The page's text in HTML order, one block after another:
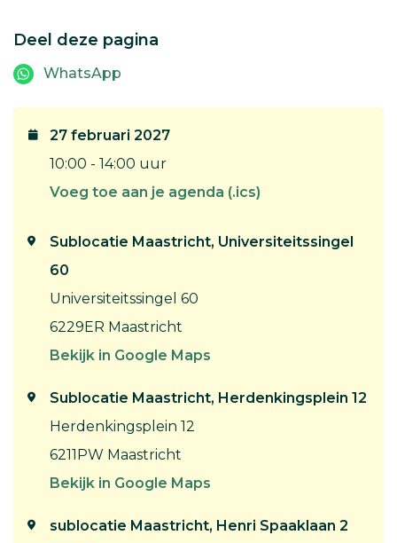
Deel deze pagina
WhatsApp
27 februari 2027
10:00 - 14:00 uur
Voeg toe aan je agenda (.ics)
Sublocatie Maastricht, Universiteitssingel
60
Universiteitssingel 60
6229ER Maastricht
Bekijk in Google Maps
Sublocatie Maastricht, Herdenkingsplein 12
Herdenkingsplein 12
6211PW Maastricht
Bekijk in Google Maps
sublocatie Maastricht, Henri Spaaklaan 2